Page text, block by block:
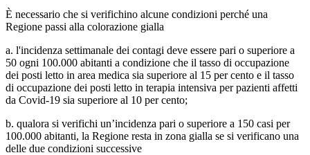
È necessario che si verifichino alcune condizioni perché una
Regione passi alla colorazione gialla
a. l'incidenza settimanale dei contagi deve essere pari o superiore a
50 ogni 100.000 abitanti a condizione che il tasso di occupazione
dei posti letto in area medica sia superiore al 15 per cento e il tasso
di occupazione dei posti letto in terapia intensiva per pazienti affetti
da Covid-19 sia superiore al 10 per cento;
b. qualora si verifichi un’incidenza pari o superiore a 150 casi per
100.000 abitanti, la Regione resta in zona gialla se si verificano una
delle due condizioni successive